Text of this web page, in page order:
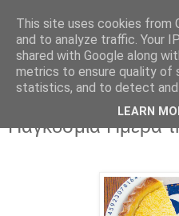
Παγκόσμια Ημέρα
This site uses cookies from
and to analyze traffic. Your
shared with Google along
metrics to ensure quality of
statistics, and to detect and
LEARN